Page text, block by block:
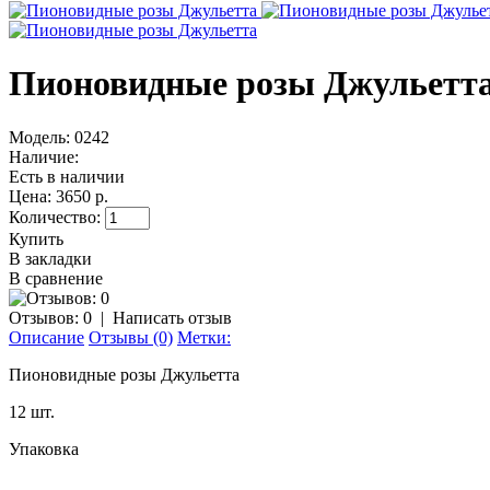
Пионовидные розы
Модель: 0242
Наличие:
Есть в наличии
Цена: 3650 р.
Количество:
Купить
В закладки
В сравнение
Отзывов: 0 | Написать отзыв
Описание Отзывы (0) Метки:
Пионовидные розы Джульетта
12 шт.
Упаковка